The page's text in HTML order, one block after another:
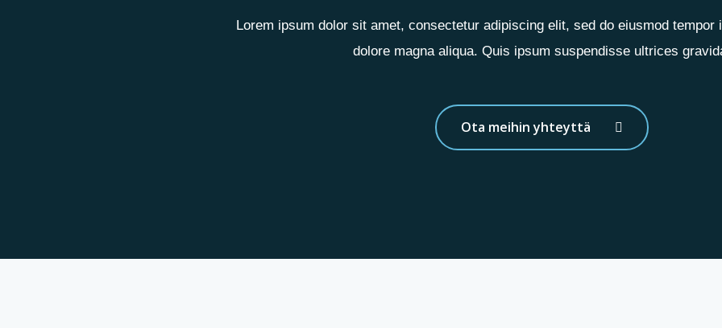
Lorem ipsum dolor sit amet, consectetur adipiscing elit, sed do eiusmod tempor
dolore magna aliqua. Quis ipsum suspendisse ultrices
Ota meihin yhteyttä